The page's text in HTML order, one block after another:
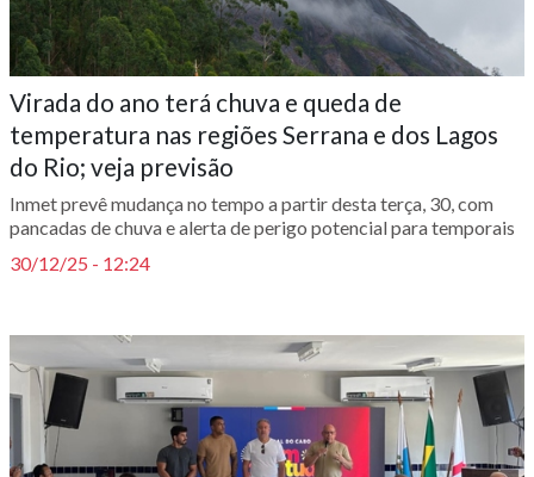
Virada do ano terá chuva e queda de
temperatura nas regiões Serrana e dos Lagos
do Rio; veja previsão
Inmet prevê mudança no tempo a partir desta terça, 30, com
pancadas de chuva e alerta de perigo potencial para temporais
30/12/25 - 12:24